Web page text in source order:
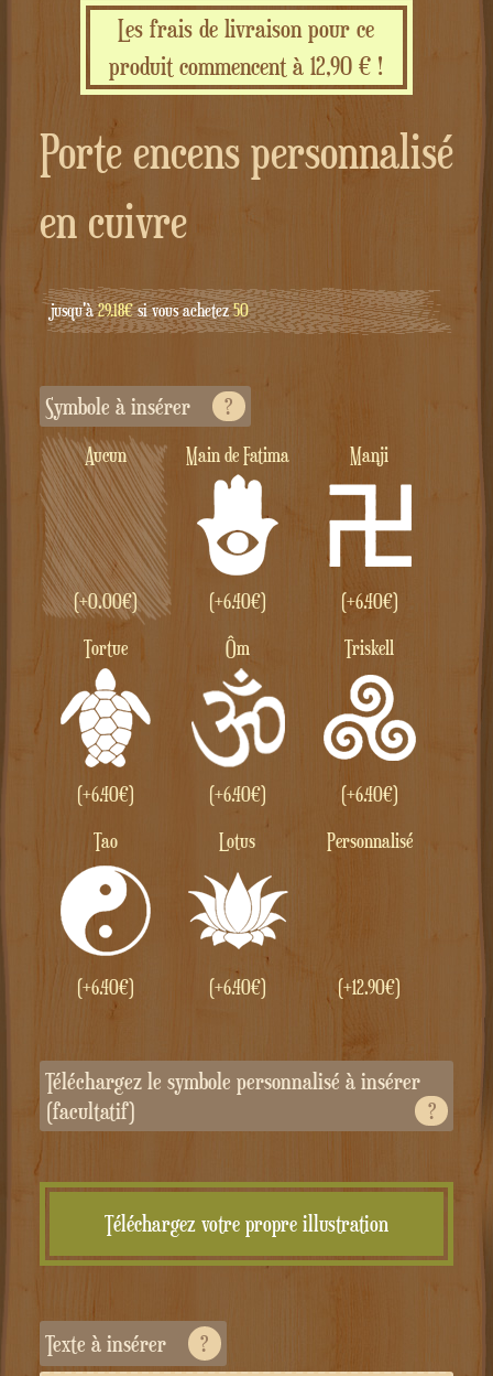
Les frais de livraison pour ce
produit commencent à 12,90 € !
Porte encens personnalisé
en cuivre
jusqu'à29.18€si vous achetez50
Symbole à insérer ?
Aucun
(+0.00€)
Main de Fatima
(+6.40€)
Manji
(+6.40€)
Tortue
(+6.40€)
Ôm
(+6.40€)
Triskell
(+6.40€)
Tao
(+6.40€)
Lotus
(+6.40€)
personnalisé
(+12.90€)
Téléchargez le symbole personnalisé à insérer
(facultatif)
?
Téléchargez votre propre illustration
Texte à insérer ?